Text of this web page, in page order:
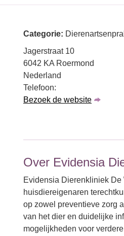
Categorie:
Jagerstraat 10
6042 KA Roermond
Nederland
Telefoon:
Bezoek de website
Over Evidensia
Evidensia Dierenkliniek
huisdiereigenaren
op zowel preventieve zorg
van het dier en duidelijke
mogelijkheden voor